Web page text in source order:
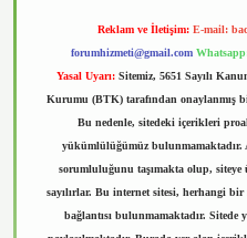
Reklam ve İletişim: E-mail:
forumhizmeti@gmail.com
Yasal Uyarı: Sitemiz, 5651 Sayılı
Kurumu (BTK) tarafından onaylanmış
Bu nedenle, sitedeki içerikleri
yükümlülüğümüz bulunmamaktadır.
sorumluluğunu taşımakta olup,
sayılırlar. Bu internet sitesi, herhangi
bağlantısı bulunmamaktadır. Sitede